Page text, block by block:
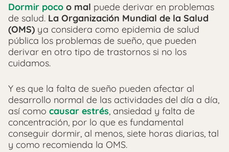
Dormir poco o mal puede derivar en problemas
de salud. La Organización Mundial de la Salud
(OMS) ya considera como epidemia de salud
pública los problemas de sueño, que pueden
derivar en otro tipo de trastornos si no los
cuidamos.
Y es que la falta de sueño pueden afectar al
desarrollo normal de las actividades del día a día,
así como causar estrés, ansiedad y falta de
concentración, por lo que es fundamental
conseguir dormir, al menos, siete horas diarias, tal
y como recomienda la OMS.